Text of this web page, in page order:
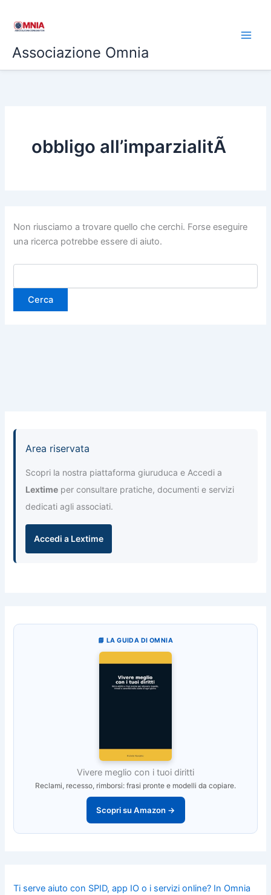
Associazione Omnia
obbligo all’imparzialitÃ
Non riusciamo a trovare quello che cerchi. Forse eseguire
una ricerca potrebbe essere di aiuto.
Area riservata
Scopri la nostra piattaforma giuruduca e Accedi a
Lextime per consultare pratiche, documenti e servizi
dedicati agli associati.
Accedi a Lextime
📘 LA GUIDA DI OMNIA
Vivere meglio con i tuoi diritti
Reclami, recesso, rimborsi: frasi pronte e modelli da copiare.
Scopri su Amazon →
Ti serve aiuto con SPID, app IO o i servizi online? In Omnia